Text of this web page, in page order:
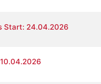
Start: 24.04.2026